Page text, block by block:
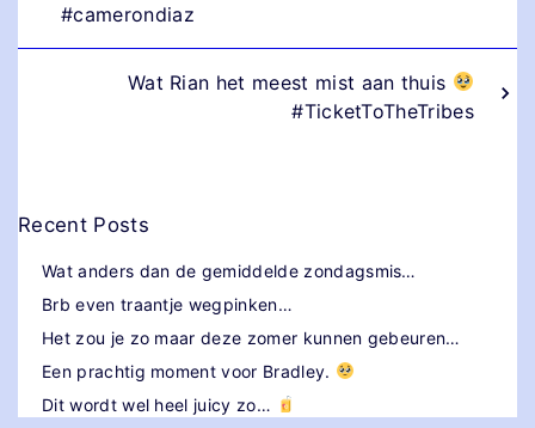
#camerondiaz
Wat Rian het meest mist aan thuis
#TicketToTheTribes
Recent Posts
Wat anders dan de gemiddelde zondagsmis…
Brb even traantje wegpinken…
Het zou je zo maar deze zomer kunnen gebeuren…
Een prachtig moment voor Bradley.
Dit wordt wel heel juicy zo…